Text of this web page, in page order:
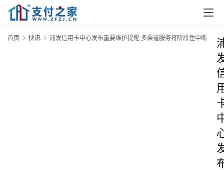
首页 快讯 浦发信用卡中心发布重要维护提醒 多渠道服务将阶段性中断